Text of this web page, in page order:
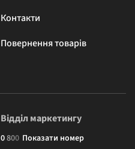
Контакти
Повернення товарів
Відділ маркетингу
0800 Показати номер